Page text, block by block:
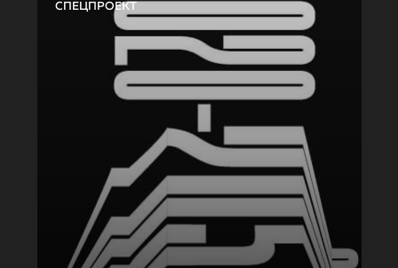
СПЕЦПРОЕКТ